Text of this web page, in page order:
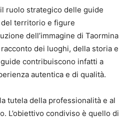
ruolo strategico delle guide
territorio e figure
dell’immagine di Taormina
dei luoghi, della storia e
contribuiscono infatti a
autentica e di qualità.
tutela della professionalità e al
L’obiettivo condiviso è quello di